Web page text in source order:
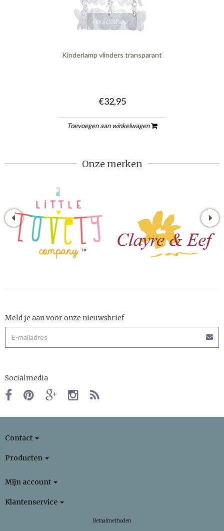
quickshop
Kinderlamp vlinders transparant
€32,95
Toevoegen aan winkelwagen
Onze merken
Meld je aan voor onze nieuwsbrief
Socialmedia
Contact
Producten
Mijn account
Klantenservice
Betaalmethoden